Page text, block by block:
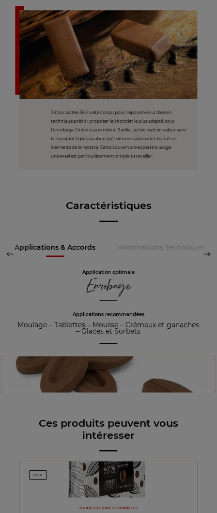
Satilia Lactée 38% a été conçu pour répondre à un besoin
technique précis : proposer le chocolat le plus adapté pour
l’enrobage. Grâce à sa rondeur, Satilia Lactée met en valeur sans
la masquer la préparation qu’il enrobe, sublimant les autres
éléments de la recette. Cette couverture experte à usage
universel est particulièrement simple à travailler.
Caractéristiques
Applications & Accords Informations Techniques
Application optimale
Enrobage
Applications recommandées
Moulage –Tablettes – Mousse –Crémeux et ganaches
–Glaces et Sorbets
Ces produits peuvent vous
intéresser
NOIR
SIGNATURE PROFESSIONNELLE